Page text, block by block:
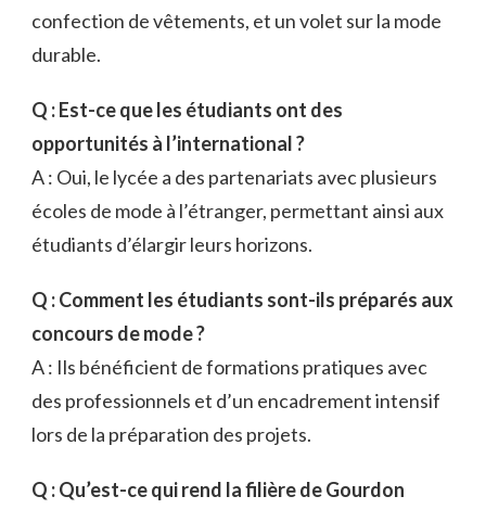
confection de vêtements, et un volet sur la mode
durable.
Q : Est-ce que les étudiants ont des
opportunités à l’international ?
A : Oui, le lycée a des partenariats avec plusieurs
écoles de mode à l’étranger, permettant ainsi aux
étudiants d’élargir leurs horizons.
Q : Comment les étudiants sont-ils préparés aux
concours de mode ?
A : Ils bénéficient de formations pratiques avec
des professionnels et d’un encadrement intensif
lors de la préparation des projets.
Q : Qu’est-ce qui rend la filière de Gourdon